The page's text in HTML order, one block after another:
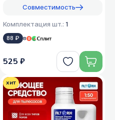
Совместимость
Комплектация шт.: 1
88 ₽ в
525 ₽
хит